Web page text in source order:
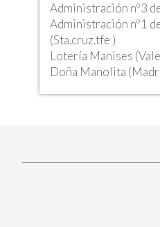
Administración nº3
Administración nº1
(Sta.cruz.tfe )
Lotería Manises
Doña Manolita